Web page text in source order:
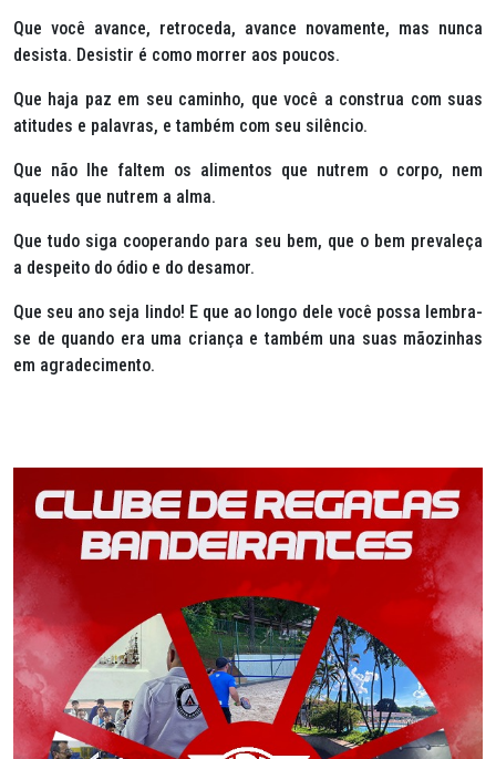
Que você avance, retroceda, avance novamente, mas nunca
desista. Desistir é como morrer aos poucos.
Que haja paz em seu caminho, que você a construa com suas
atitudes e palavras, e também com seu silêncio.
Que não lhe faltem os alimentos que nutrem o corpo, nem
aqueles que nutrem a alma.
Que tudo siga cooperando para seu bem, que o bem prevaleça
a despeito do ódio e do desamor.
Que seu ano seja lindo! E que ao longo dele você possa lembra-
se de quando era uma criança e também una suas mãozinhas
em agradecimento.